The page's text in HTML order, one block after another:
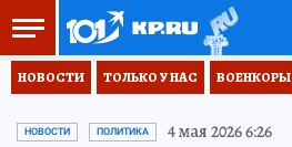
НОВОСТИ ТОЛЬКО У НАС ВОЕНКОРЫ
НОВОСТИ ПОЛИТИКА 4 мая 2026 6:26